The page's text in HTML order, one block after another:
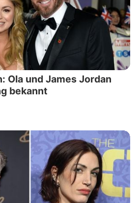
Ola und James Jordan
bekannt